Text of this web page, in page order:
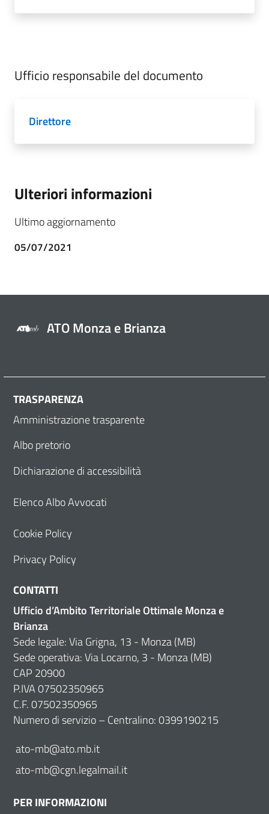
Ufficio responsabile del documento
Direttore
Ulteriori informazioni
Ultimo aggiornamento
05/07/2021
ATO Monza e Brianza
TRASPARENZA
Amministrazione trasparente
Albo pretorio
Dichiarazione di accessibilità
Elenco Albo Avvocati
Cookie Policy
Privacy Policy
CONTATTI
Ufficio d’Ambito Territoriale Ottimale Monza e
Brianza
Sede legale: Via Grigna, 13 - Monza (MB)
Sede operativa: Via Locarno, 3 - Monza (MB)
CAP 20900
P.IVA 07502350965
C.F. 07502350965
Numero di servizio – Centralino: 0399190215
ato-mb@ato.mb.it
ato-mb@cgn.legalmail.it
PER INFORMAZIONI